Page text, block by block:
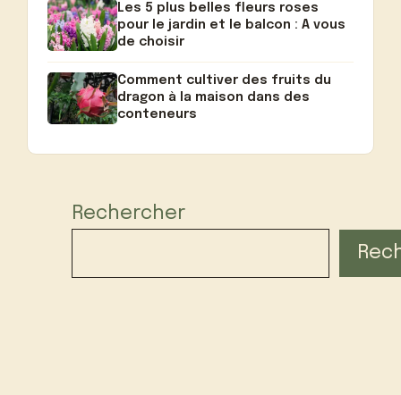
Les 5 plus belles fleurs roses
pour le jardin et le balcon : A vous
de choisir
Comment cultiver des fruits du
dragon à la maison dans des
conteneurs
Rechercher